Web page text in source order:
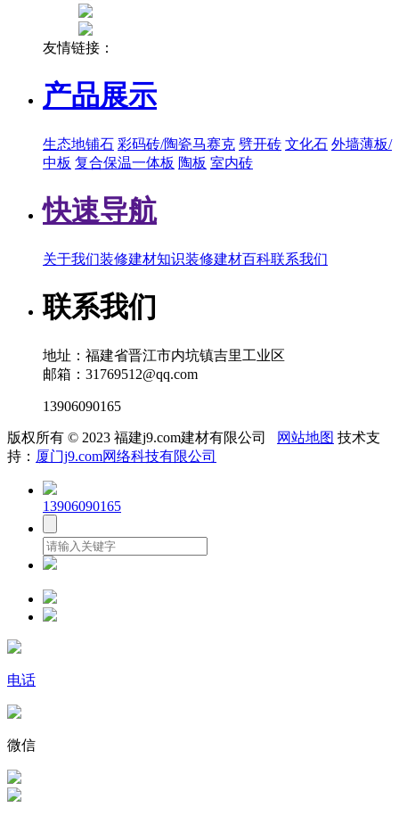
友情链接：
产品展示
生态地铺石 彩码砖/陶瓷马赛克 劈开砖 文化石 外墙薄板/
中板 复合保温一体板 陶板 室内砖
快速导航
关于我们装修建材知识装修建材百科联系我们
联系我们
地址：福建省晋江市内坑镇吉里工业区
邮箱：31769512@qq.com
13906090165
版权所有 © 2023 福建j9.com建材有限公司 网站地图 技术支
持： 厦门j9.com网络科技有限公司
13906090165
电话
微信